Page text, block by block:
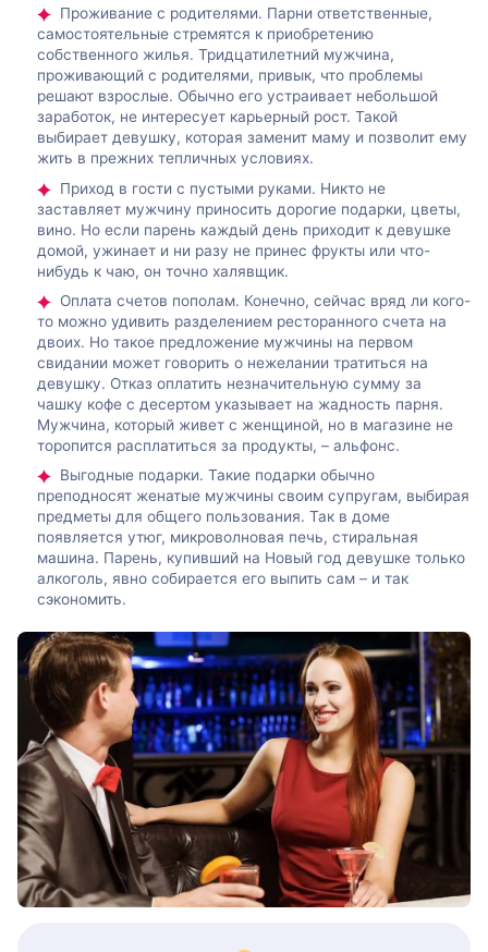
Проживание с родителями. Парни ответственные,
самостоятельные стремятся к приобретению
собственного жилья. Тридцатилетний мужчина,
проживающий с родителями, привык, что проблемы
решают взрослые. Обычно его устраивает небольшой
заработок, не интересует карьерный рост. Такой
выбирает девушку, которая заменит маму и позволит ему
жить в прежних тепличных условиях.
Приход в гости с пустыми руками. Никто не
заставляет мужчину приносить дорогие подарки, цветы,
вино. Но если парень каждый день приходит к девушке
домой, ужинает и ни разу не принес фрукты или что-
нибудь к чаю, он точно халявщик.
Оплата счетов пополам. Конечно, сейчас вряд ли кого-
то можно удивить разделением ресторанного счета на
двоих. Но такое предложение мужчины на первом
свидании может говорить о нежелании тратиться на
девушку. Отказ оплатить незначительную сумму за
чашку кофе с десертом указывает на жадность парня.
Мужчина, который живет с женщиной, но в магазине не
торопится расплатиться за продукты, – альфонс.
Выгодные подарки. Такие подарки обычно
преподносят женатые мужчины своим супругам, выбирая
предметы для общего пользования. Так в доме
появляется утюг, микроволновая печь, стиральная
машина. Парень, купивший на Новый год девушке только
алкоголь, явно собирается его выпить сам – и так
сэкономить.